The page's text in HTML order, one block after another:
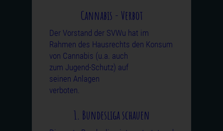
Cannabis - Verbot
Der Vorstand der SVWu hat im
Rahmen des Hausrechts den Konsum
von Cannabis (u.a. auch
zum Jugend-Schutz) auf
seinen Anlagen
verboten.
1. Bundesliga schauen